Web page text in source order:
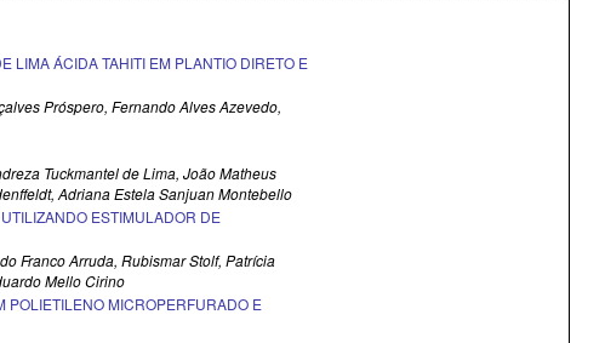
LIMA ÁCIDA TAHITI EM PLANTIO DIRETO E
Próspero, Fernando Alves Azevedo,
Tuckmantel de Lima, João Matheus
Adriana Estela Sanjuan Montebello
ESTIMULADOR DE
Franco Arruda, Rubismar Stolf, Patrícia
Mello Cirino
POLIETILENO MICROPERFURADO E